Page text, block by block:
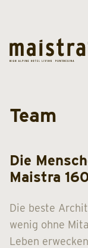
Team
Die
Maistra
Die beste
wenig ohne
Leben